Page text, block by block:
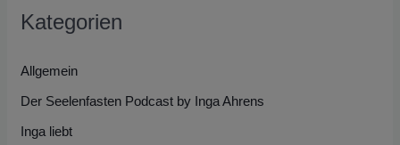
Kategorien
Allgemein
Der Seelenfasten Podcast by Inga Ahrens
Inga liebt